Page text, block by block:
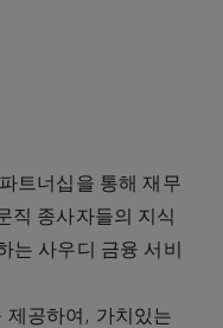
트너십을 통해 재무
직 종사자들의 지식
는 사우디 금융 서비
제공하여, 가치있는